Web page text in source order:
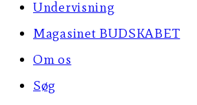
Undervisning
Magasinet BUDSKABET
Om os
Søg